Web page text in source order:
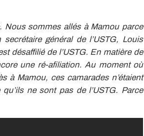
Nous sommes allés à Mamou parce
général de l’USTG, Louis
désaffilié de l’USTG. En matière de
une ré-afiliation. Au moment où
à Mamou, ces camarades n’étaient
ne sont pas de l’USTG. Parce